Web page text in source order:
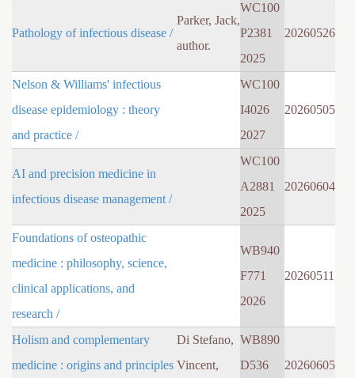
Pathology of infectious disease /
Parker, Jack,
author.
WC100
P2381
2025
20260526
Nelson & Williams' infectious
disease epidemiology : theory
and practice /
WC100
I4026
2027
20260505
AI and precision medicine in
infectious disease management /
WC100
A2881
2025
20260604
Foundations of osteopathic
medicine : philosophy, science,
clinical applications, and
research /
WB940
F771
2026
20260511
Holism and complementary
medicine : origins and principles
Di Stefano,
Vincent,
WB890
D536
20260605